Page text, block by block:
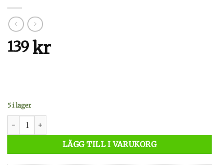
139kr
5 i lager
Loon Bench rings mängd
LÄGG TILL I VARUKORG